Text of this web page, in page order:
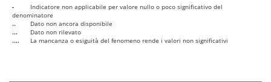
-
Indicatore non applicabile per valore nullo o poco significativo del
denominatore
..
Dato non ancora disponibile
...
Dato non rilevato
....
La mancanza o esiguità del fenomeno rende i valori non significativi